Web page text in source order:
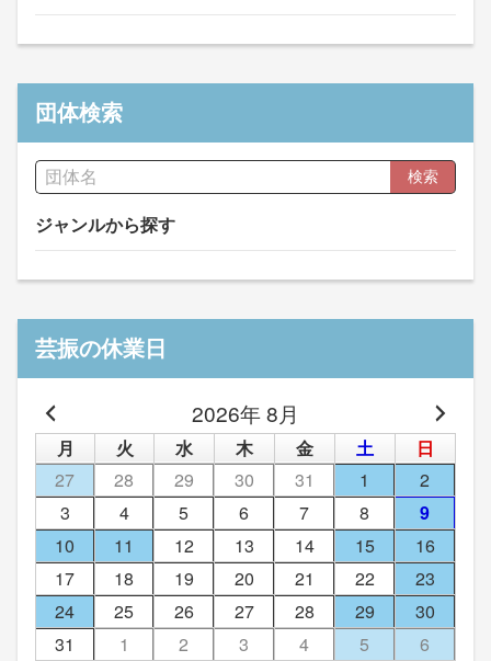
団体検索
検索
ジャンルから探す
芸振の休業日
2026年 8月
月 火 水 木 金 土
日
27
28 29 30 31 1
2
3
4 5 6 7 8
9
10
11 12 13 14 15
16
17
18 19 20 21 22
23
24
25 26 27 28 29
30
31
1 2 3 4 5 6